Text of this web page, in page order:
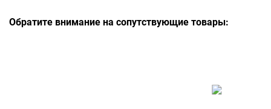
Обратите внимание на сопутствующие товары: